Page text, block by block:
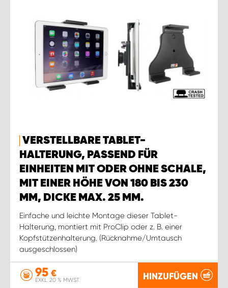
VERSTELLBARE TABLET-
HALTERUNG, PASSEND FÜR
EINHEITEN MIT ODER OHNE SCHALE,
MIT EINER HÖHE VON 180 BIS 230
MM, DICKE MAX. 25 MM.
Einfache und leichte Montage dieser Tablet-
Halterung, montiert mit ProClip oder z. B. einer
Kopfstützenhalterung. (Rücknahme/Umtausch
ausgeschlossen)
95 €
EXKL. 20 % MWST. HINZUFÜGEN